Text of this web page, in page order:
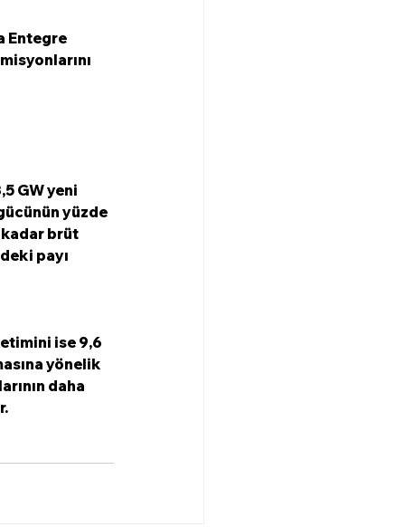
Entegre
GW yeni
yüzde
brüt
payı
ise 9,6
yönelik
daha